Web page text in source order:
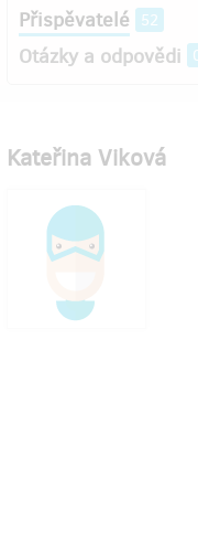
Přispěvatelé 52
Otázky a odpovědi
Kateřina Viková